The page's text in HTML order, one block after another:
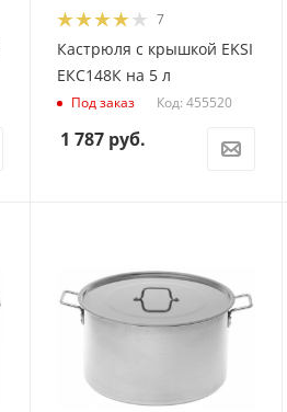
7
Кастрюля с крышкой EKSI
ЕКС148К на 5 л
Под заказ Код: 455520
1 787руб.